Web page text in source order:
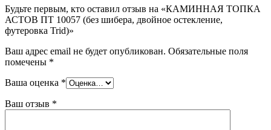
Будьте первым, кто оставил отзыв на «КАМИННАЯ ТОПКА
АСТОВ ПТ 10057 (без шибера, двойное остекление,
футеровка Trid)»
Ваш адрес email не будет опубликован. Обязательные поля
помечены *
Ваша оценка *
Ваш отзыв *